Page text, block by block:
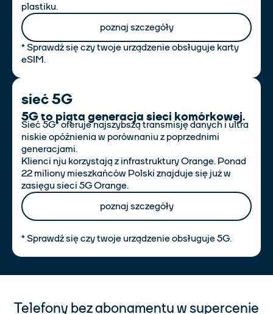
plastiku.
poznaj szczegóły
* Sprawdź się czy twoje urządzenie obsługuje karty
eSIM.
sieć 5G
5G to piąta generacja sieci komórkowej.
Sieć 5G* oferuje najszybszą transmisję danych i ultra
niskie opóźnienia w porównaniu z poprzednimi
generacjami.
Klienci nju korzystają z infrastruktury Orange. Ponad
22 miliony mieszkańców Polski znajduje się już w
zasięgu sieci 5G Orange.
poznaj szczegóły
* Sprawdź się czy twoje urządzenie obsługuje 5G.
Telefony bez abonamentu w supercenie